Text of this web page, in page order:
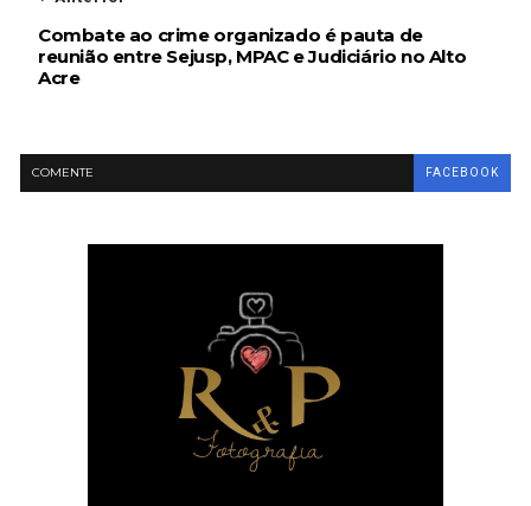
Combate ao crime organizado é pauta de
reunião entre Sejusp, MPAC e Judiciário no Alto
Acre
COMENTE FACEBOOK